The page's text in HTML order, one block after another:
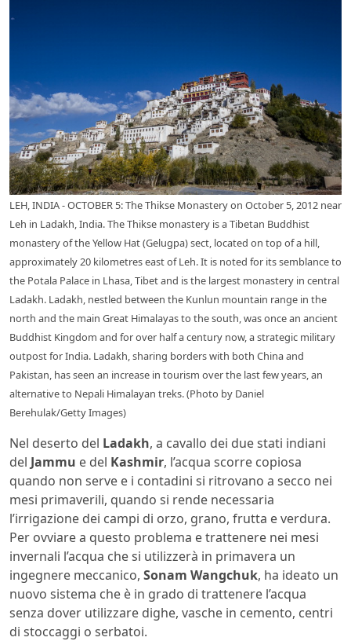
LEH, INDIA - OCTOBER 5: The Thikse Monastery on October 5, 2012 near
Leh in Ladakh, India. The Thikse monastery is a Tibetan Buddhist
monastery of the Yellow Hat (Gelugpa) sect, located on top of a hill,
approximately 20 kilometres east of Leh. It is noted for its semblance to
the Potala Palace in Lhasa, Tibet and is the largest monastery in central
Ladakh. Ladakh, nestled between the Kunlun mountain range in the
north and the main Great Himalayas to the south, was once an ancient
Buddhist Kingdom and for over half a century now, a strategic military
outpost for India. Ladakh, sharing borders with both China and
Pakistan, has seen an increase in tourism over the last few years, an
alternative to Nepali Himalayan treks. (Photo by Daniel
Berehulak/Getty Images)
Nel deserto del Ladakh, a cavallo dei due stati indiani
del Jammu e del Kashmir, l’acqua scorre copiosa
quando non serve e i contadini si ritrovano a secco nei
mesi primaverili, quando si rende necessaria
l’irrigazione dei campi di orzo, grano, frutta e verdura.
Per ovviare a questo problema e trattenere nei mesi
invernali l’acqua che si utilizzerà in primavera un
ingegnere meccanico, Sonam Wangchuk, ha ideato un
nuovo sistema che è in grado di trattenere l’acqua
senza dover utilizzare dighe, vasche in cemento, centri
di stoccaggi o serbatoi.